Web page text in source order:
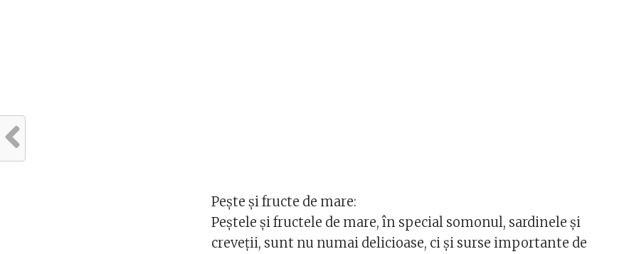
Pește și fructe de mare:
Peștele și fructele de mare, în special somonul, sardinele și
creveții, sunt nu numai delicioase, ci și surse importante de